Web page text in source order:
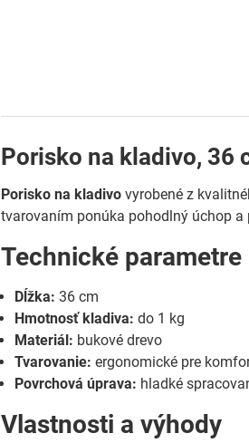
Porisko na kladivo, 36
Porisko na kladivo vyrobené z
tvarovaním ponúka pohodlný úchop
Technické parametre
Dĺžka: 36 cm
Hmotnosť kladiva: do 1 kg
Materiál: bukové drevo
Tvarovanie: ergonomické pre
Povrchová úprava: hladké
Vlastnosti a výhody